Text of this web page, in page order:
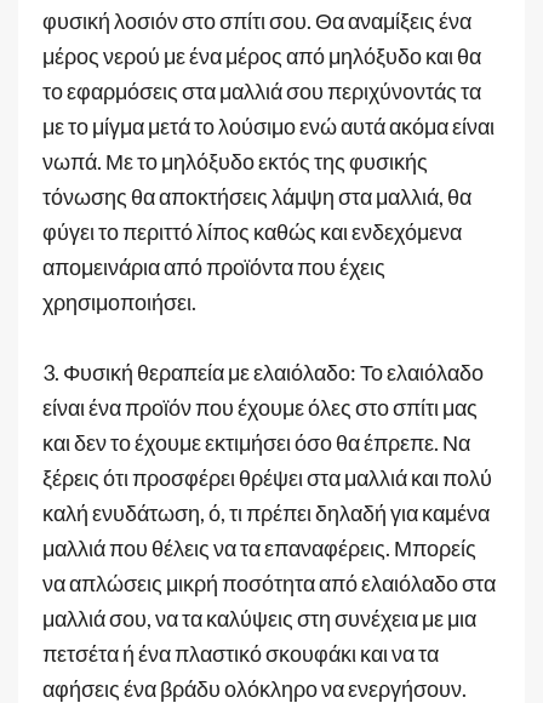
φυσική λοσιόν στο σπίτι σου. Θα αναμίξεις ένα
μέρος νερού με ένα μέρος από μηλόξυδο και θα
το εφαρμόσεις στα μαλλιά σου περιχύνοντάς τα
με το μίγμα μετά το λούσιμο ενώ αυτά ακόμα είναι
νωπά. Με το μηλόξυδο εκτός της φυσικής
τόνωσης θα αποκτήσεις λάμψη στα μαλλιά, θα
φύγει το περιττό λίπος καθώς και ενδεχόμενα
απομεινάρια από προϊόντα που έχεις
χρησιμοποιήσει.
3. Φυσική θεραπεία με ελαιόλαδο: Το ελαιόλαδο
είναι ένα προϊόν που έχουμε όλες στο σπίτι μας
και δεν το έχουμε εκτιμήσει όσο θα έπρεπε. Να
ξέρεις ότι προσφέρει θρέψει στα μαλλιά και πολύ
καλή ενυδάτωση, ό, τι πρέπει δηλαδή για καμένα
μαλλιά που θέλεις να τα επαναφέρεις. Μπορείς
να απλώσεις μικρή ποσότητα από ελαιόλαδο στα
μαλλιά σου, να τα καλύψεις στη συνέχεια με μια
πετσέτα ή ένα πλαστικό σκουφάκι και να τα
αφήσεις ένα βράδυ ολόκληρο να ενεργήσουν.